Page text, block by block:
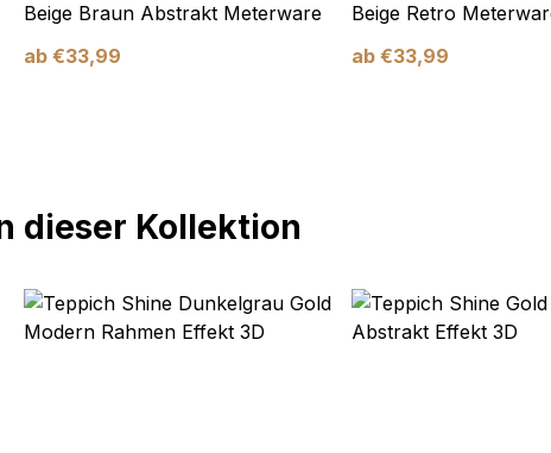
Beige Braun Abstrakt Meterware
ab €33,99
Beige Retro
ab €33,99
dieser Kollektion